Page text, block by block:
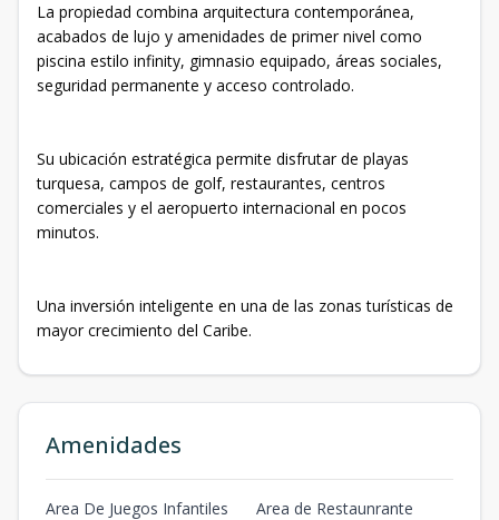
La propiedad combina arquitectura contemporánea,
acabados de lujo y amenidades de primer nivel como
piscina estilo infinity, gimnasio equipado, áreas sociales,
seguridad permanente y acceso controlado.
Su ubicación estratégica permite disfrutar de playas
turquesa, campos de golf, restaurantes, centros
comerciales y el aeropuerto internacional en pocos
minutos.
Una inversión inteligente en una de las zonas turísticas de
mayor crecimiento del Caribe.
Amenidades
Area De Juegos Infantiles
Area de Restaunrante